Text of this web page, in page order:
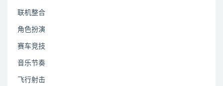
联机整合
角色扮演
赛车竞技
音乐节奏
飞行射击